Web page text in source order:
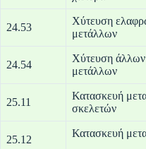
24.53
Χύτευση
24.54
Χύτευση
25.11
Κατασκευή
25.12